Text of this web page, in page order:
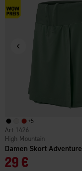
+5
Damen Skort Adventure
High Mountain
1426
29 €